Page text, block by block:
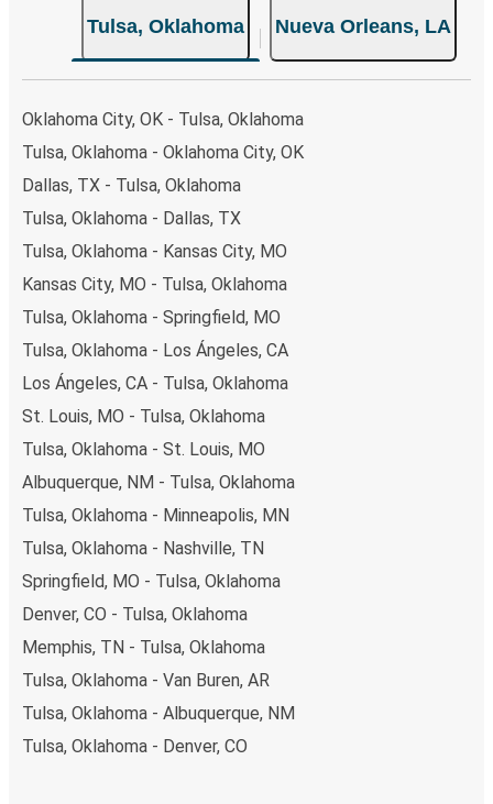
Tulsa, Oklahoma Nueva Orleans, LA
Oklahoma City, OK - Tulsa, Oklahoma
Tulsa, Oklahoma - Oklahoma City, OK
Dallas, TX - Tulsa, Oklahoma
Tulsa, Oklahoma - Dallas, TX
Tulsa, Oklahoma - Kansas City, MO
Kansas City, MO - Tulsa, Oklahoma
Tulsa, Oklahoma - Springfield, MO
Tulsa, Oklahoma - Los Ángeles, CA
Los Ángeles, CA - Tulsa, Oklahoma
St. Louis, MO - Tulsa, Oklahoma
Tulsa, Oklahoma - St. Louis, MO
Albuquerque, NM - Tulsa, Oklahoma
Tulsa, Oklahoma - Minneapolis, MN
Tulsa, Oklahoma - Nashville, TN
Springfield, MO - Tulsa, Oklahoma
Denver, CO - Tulsa, Oklahoma
Memphis, TN - Tulsa, Oklahoma
Tulsa, Oklahoma - Van Buren, AR
Tulsa, Oklahoma - Albuquerque, NM
Tulsa, Oklahoma - Denver, CO